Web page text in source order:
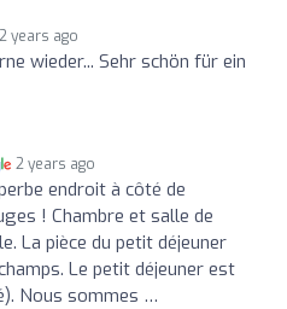
2 years ago
wieder... Sehr schön für ein
2 years ago
endroit à côté de
! Chambre et salle de
La pièce du petit déjeuner
Le petit déjeuner est
Nous sommes …